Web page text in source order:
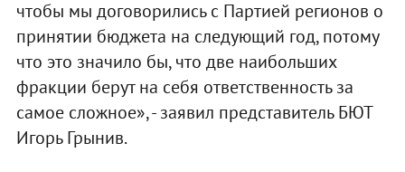
чтобы мы договорились с Партией регионов о
принятии бюджета на следующий год, потому
что это значило бы, что две наибольших
фракции берут на себя ответственность за
самое сложное», - заявил представитель БЮТ
Игорь Грынив.